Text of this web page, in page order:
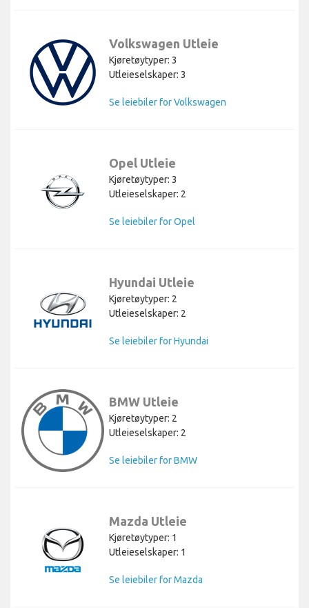
Volkswagen Utleie
Kjøretøytyper: 3
Utleieselskaper: 3
Se leiebiler for Volkswagen
Opel Utleie
Kjøretøytyper: 3
Utleieselskaper: 2
Se leiebiler for Opel
Hyundai Utleie
Kjøretøytyper: 2
Utleieselskaper: 2
Se leiebiler for Hyundai
BMW Utleie
Kjøretøytyper: 2
Utleieselskaper: 2
Se leiebiler for BMW
Mazda Utleie
Kjøretøytyper: 1
Utleieselskaper: 1
Se leiebiler for Mazda